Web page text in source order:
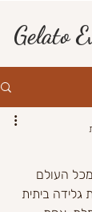
Gelato
העולם
גלידה ביתית